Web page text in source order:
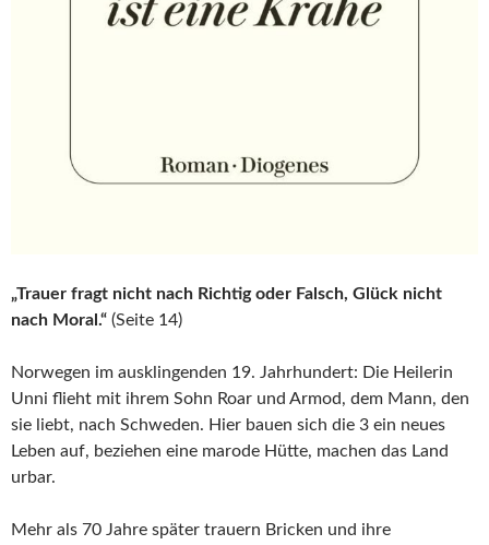
„Trauer fragt nicht nach Richtig oder Falsch, Glück nicht
nach Moral.“ (Seite 14)
Norwegen im ausklingenden 19. Jahrhundert: Die Heilerin
Unni flieht mit ihrem Sohn Roar und Armod, dem Mann, den
sie liebt, nach Schweden. Hier bauen sich die 3 ein neues
Leben auf, beziehen eine marode Hütte, machen das Land
urbar.
Mehr als 70 Jahre später trauern Bricken und ihre